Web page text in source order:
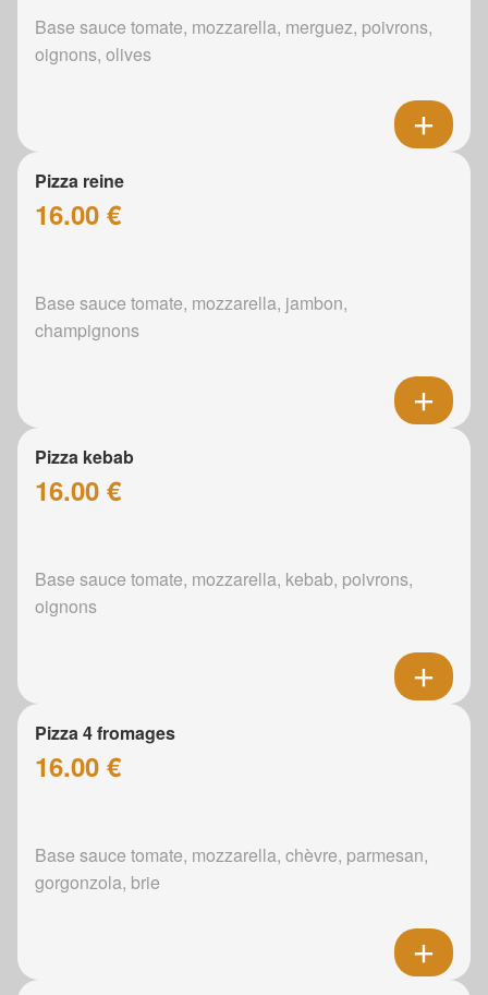
Base sauce tomate, mozzarella, merguez, poivrons,
oignons, olives
Pizza reine
16.00 €
Base sauce tomate, mozzarella, jambon,
champignons
Pizza kebab
16.00 €
Base sauce tomate, mozzarella, kebab, poivrons,
oignons
Pizza 4 fromages
16.00 €
Base sauce tomate, mozzarella, chèvre, parmesan,
gorgonzola, brie